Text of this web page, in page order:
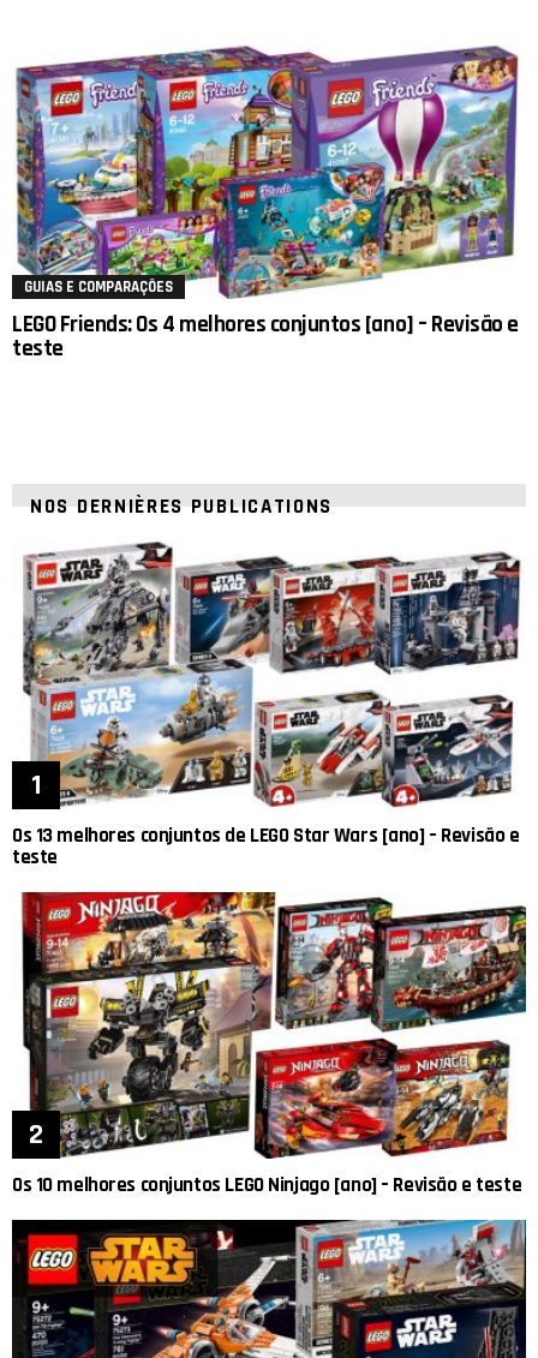
GUIAS E COMPARAÇÕES
LEGO Friends: Os 4 melhores conjuntos [ano] – Revisão e
teste
NOS DERNIÈRES PUBLICATIONS
Os 13 melhores conjuntos de LEGO Star Wars [ano] – Revisão e
teste
Os 10 melhores conjuntos LEGO Ninjago [ano] – Revisão e teste